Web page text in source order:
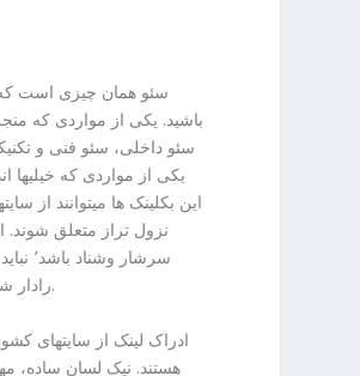
سئو همان چیزی است
باشید. یکی از مواردی که
سئو داخلی، سئو فنی و
این بکلینک ها میتوانند از
رادار شما از نظر ارتباط موضوعی انبوه بیگانه باشد و فاکتورهای دیگری که مهمترین آنها نکته‌ها یاد کردن شده بود.